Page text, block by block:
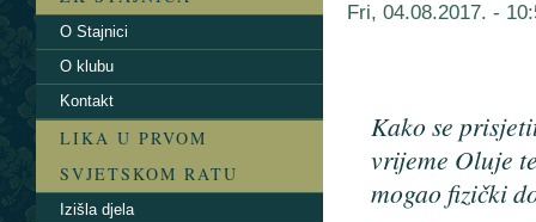
Fri, 04.08.2017. -
Kako se
vrijeme Oluje
mogao fizički
O Stajnici
O klubu
Kontakt
LIKA U PRVOM
SVJETSKOM RATU
Izišla djela